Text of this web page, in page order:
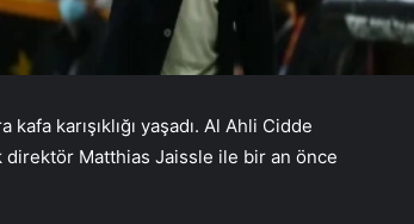
karışıklığı yaşadı. Al Ahli Cidde
direktör Matthias Jaissle ile bir an önce